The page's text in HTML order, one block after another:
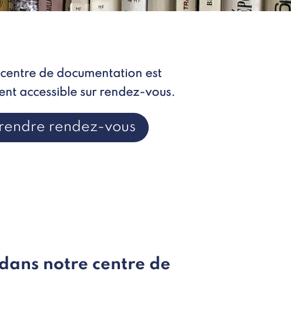
de documentation est
accessible sur rendez-vous.
rendez-vous
notre centre de